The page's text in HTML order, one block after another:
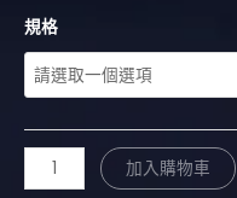
規格
加入購物車